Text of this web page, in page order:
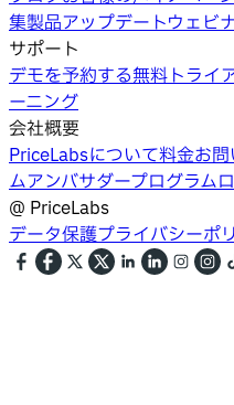
集製品アップデートウェビ
サポート
デモを予約する無料トライ
ーニング
会社概要
PriceLabsについて料金お
ムアンバサダープログラム
@ PriceLabs
データ保護プライバシーポ